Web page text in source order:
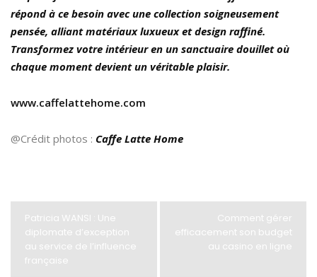
répond à ce besoin avec une collection soigneusement
pensée, alliant matériaux luxueux et design raffiné.
Transformez votre intérieur en un sanctuaire douillet où
chaque moment devient un véritable plaisir.
www.caffelattehome.com
@Crédit photos : Caffe Latte Home
Patricia WANSI : Une
diplomate d’exception
au service de l’influence
française
Comment gérer
efficacement son budget
au casino en ligne